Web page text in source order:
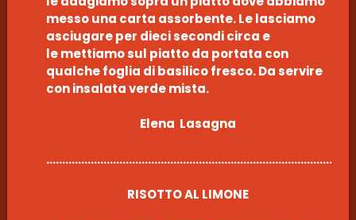
messo una carta assorbente. Le lasciamo
asciugare per dieci secondi circa e
le mettiamo sul piatto da portata con
qualche foglia di basilico fresco. Da servire
con insalata verde mista.
Elena Lasagna
RISOTTO AL LIMONE